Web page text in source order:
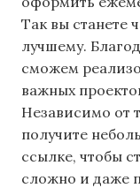
Так вы станете
лучшему.
сможем
важных
Независимо от
получите
ссылке, чтобы
сложно и даже